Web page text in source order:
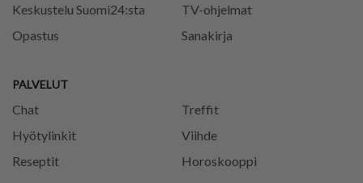
Keskustelu Suomi24:sta
Opastus
PALVELUT
Chat
Treffit
Hyötylinkit
Viihde
Reseptit
Horoskooppi
TV-ohjelmat
Sanakirja